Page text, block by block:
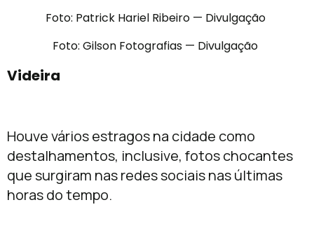
Foto: Patrick Hariel Ribeiro — Divulgação
Foto: Gilson Fotografias — Divulgação
Videira
Houve vários estragos na cidade como
destalhamentos, inclusive, fotos chocantes
que surgiram nas redes sociais nas últimas
horas do tempo.